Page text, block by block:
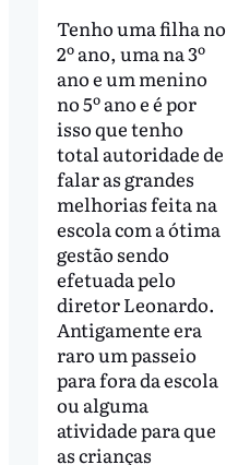
Tenho uma filha no
2º ano, uma na 3º
ano e um menino
no 5º ano e é por
isso que tenho
total autoridade de
falar as grandes
melhorias feita na
escola com a ótima
gestão sendo
efetuada pelo
diretor Leonardo.
Antigamente era
raro um passeio
para fora da escola
ou alguma
atividade para que
as crianças